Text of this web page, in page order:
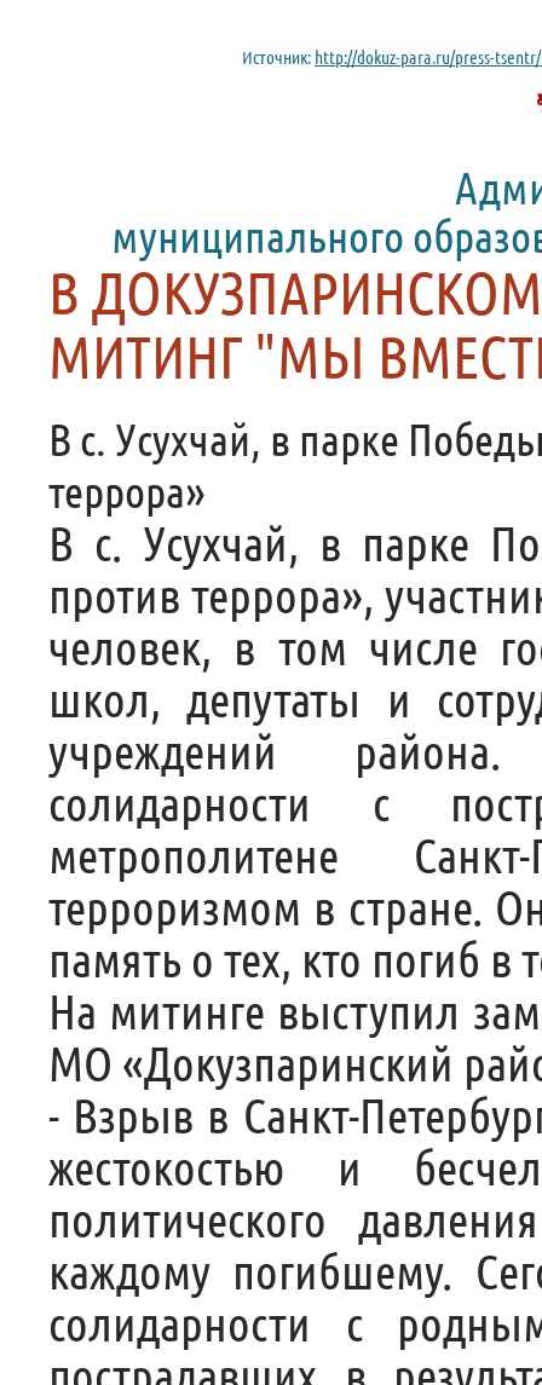
Источник: http://dokuz-para.ru/press-
муниципального
В
МИТИНГ "МЫ
В с. Усухчай, в парке
террора»
В с. Усухчай, в парке
против террора»,
человек, в том числе
школ, депутаты и
учреждений
солидарности с
метрополитене
терроризмом в стране.
память о тех, кто погиб в
На митинге выступил
МО «Докузпаринский
- Взрыв в Санкт-
жестокостью и
политического
каждому погибшему.
солидарности с